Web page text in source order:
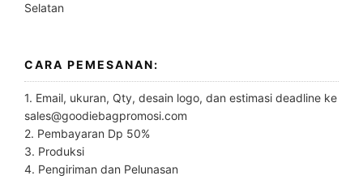
Selatan
CARA PEMESANAN:
1. Email, ukuran, Qty, desain logo, dan estimasi deadline ke
sales@goodiebagpromosi.com
2. Pembayaran Dp 50%
3. Produksi
4. Pengiriman dan Pelunasan